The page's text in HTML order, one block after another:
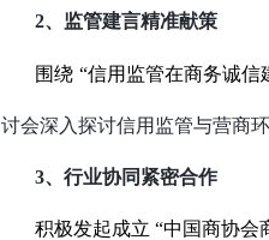
2、 监管建言精准献策
围绕 “信用监管在商务诚信
讨会深入探讨信用监管与营商
3、 行业协同紧密合作
积极发起成立 “中国商协会